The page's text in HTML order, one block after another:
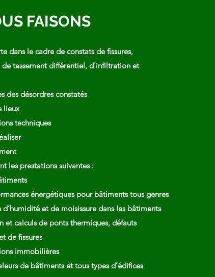
FAISONS
dans le cadre de constats de fissures,
tassement différentiel, d'infiltration et
des désordres constatés
lieux
techniques
les prestations suivantes :
énergétiques pour bâtiments tous genres
et de moisissure dans les bâtiments
et calculs de ponts thermiques, défauts
de fissures
immobilières
de bâtiments et tous types d’édifices